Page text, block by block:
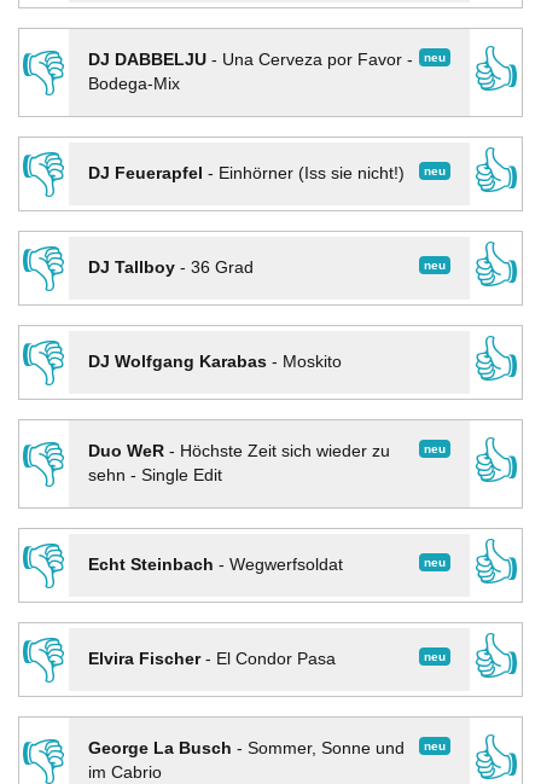
👎
neu
DJ DABBELJU- Una Cerveza por Favor -
Bodega-Mix
👍
👎
neu
DJ Feuerapfel - Einhörner (Iss sie nicht!)
👍
👎
neu
DJ Tallboy- 36 Grad
👍
👎
DJ Wolfgang Karabas- Moskito
👍
👎
neu
Duo WeR- Höchste Zeit sich wieder zu
sehn - Single Edit
👍
👎
neu
Echt Steinbach - Wegwerfsoldat
👍
👎
neu
Elvira Fischer- El Condor Pasa
👍
👎
neu
George La Busch - Sommer, Sonne und
im Cabrio
👍